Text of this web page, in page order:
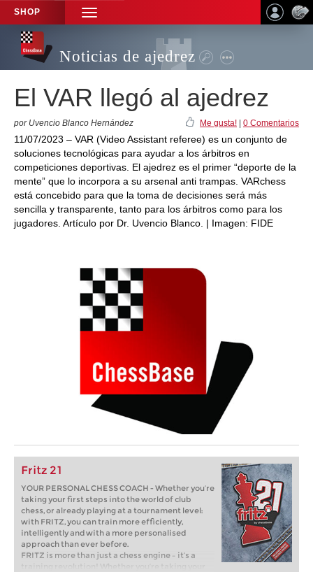
SHOP
TOGGLE
NAVIGATION
Noticias de ajedrez
El VAR llegó al ajedrez
por Uvencio Blanco Hernández Me gusta! 0 Comentarios
11/07/2023 – VAR (Video Assistant referee) es un conjunto de
soluciones tecnológicas para ayudar a los árbitros en
competiciones deportivas. El ajedrez es el primer “deporte de la
mente” que lo incorpora a su arsenal anti trampas. VARchess
está concebido para que la toma de decisiones será más
sencilla y transparente, tanto para los árbitros como para los
jugadores. Artículo por Dr. Uvencio Blanco. | Imagen: FIDE
Fritz 21
YOUR PERSONAL CHESS COACH - Whether you’re
taking your first steps into the world of club
chess, or already playing at a tournament level:
with FRITZ, you can train more efficiently,
intelligently and with a more personalised
approach than ever before.
FRITZ is more than just a chess engine – it’s a
training revolution! Whether you’re taking your